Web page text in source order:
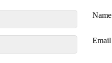
Name
Email